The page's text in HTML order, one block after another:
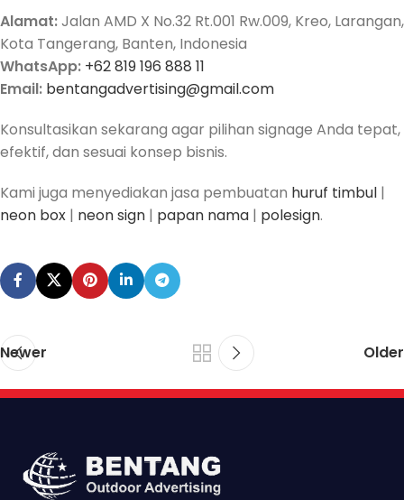
Alamat:Jalan AMD X No.32 Rt.001 Rw.009, Kreo, Larangan,
Kota Tangerang, Banten, Indonesia
WhatsApp: +62 819 196 888 11
Email: bentangadvertising@gmail.com
Konsultasikan sekarang agar pilihan signage Anda tepat,
efektif, dan sesuai konsep bisnis.
Kami juga menyediakan jasa pembuatan huruf timbul |
neon box | neon sign | papan nama | polesign.
Newer Older